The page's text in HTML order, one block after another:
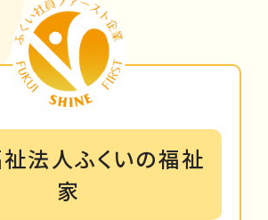
法人ふくいの福祉
家